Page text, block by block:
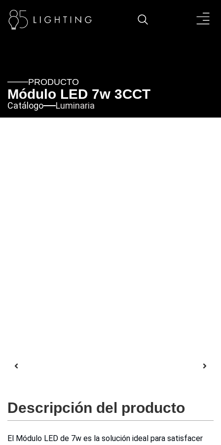
PRODUCTO
Módulo LED 7w 3CCT
Catálogo Luminaria
Descripción del producto
El Módulo LED de 7w es la solución ideal para satisfacer